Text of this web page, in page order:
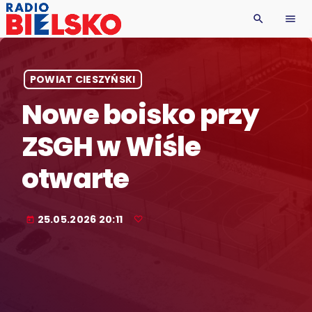
search menu
POWIAT CIESZYŃSKI
Nowe boisko przy
ZSGH w Wiśle
otwarte
today 25.05.2026 20:11